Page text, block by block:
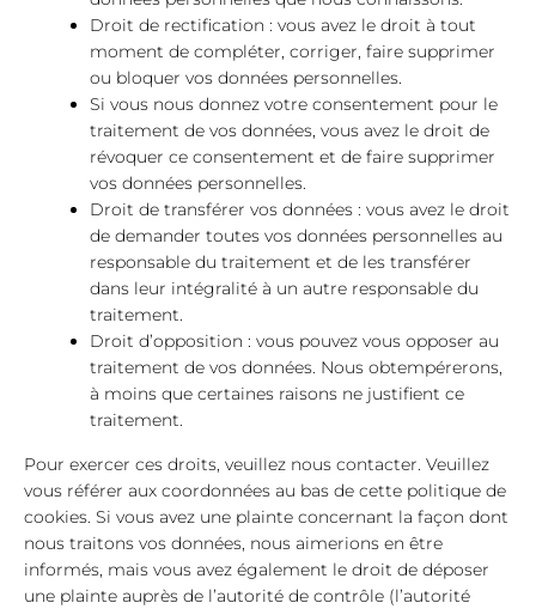
Droit de rectification : vous avez le droit à tout
moment de compléter, corriger, faire supprimer
ou bloquer vos données personnelles.
Si vous nous donnez votre consentement pour le
traitement de vos données, vous avez le droit de
révoquer ce consentement et de faire supprimer
vos données personnelles.
Droit de transférer vos données : vous avez le droit
de demander toutes vos données personnelles au
responsable du traitement et de les transférer
dans leur intégralité à un autre responsable du
traitement.
Droit d’opposition : vous pouvez vous opposer au
traitement de vos données. Nous obtempérerons,
à moins que certaines raisons ne justifient ce
traitement.
Pour exercer ces droits, veuillez nous contacter. Veuillez
vous référer aux coordonnées au bas de cette politique de
cookies. Si vous avez une plainte concernant la façon dont
nous traitons vos données, nous aimerions en être
informés, mais vous avez également le droit de déposer
une plainte auprès de l’autorité de contrôle (l’autorité